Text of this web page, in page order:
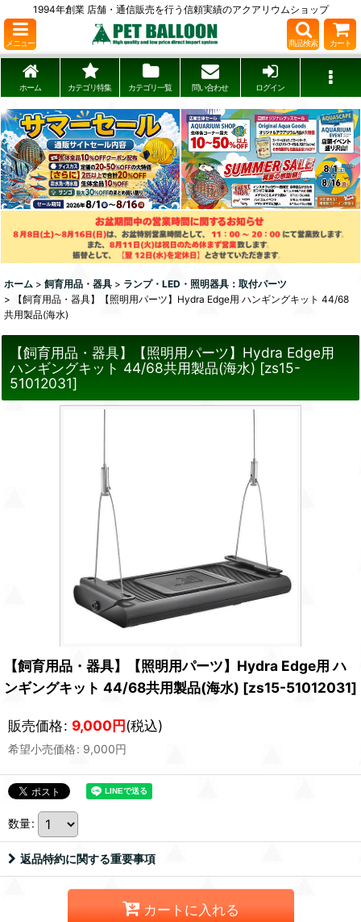
1994年創業 店舗・通信販売を行う信頼実績のアクアリウムショップ
メニュー 商品検索 カート
ホーム カテゴリ特集 カテゴリ一覧 問い合わせ ログイン
ホーム > 飼育用品・器具 > ランプ・LED・照明器具：取付パーツ
>
【飼育用品・器具】【照明用パーツ】Hydra Edge用 ハンギングキット 44/68
共用製品(海水)
【飼育用品・器具】【照明用パーツ】Hydra Edge用
ハンギングキット 44/68共用製品(海水) [zs15-
51012031]
【飼育用品・器具】【照明用パーツ】Hydra Edge用 ハ
ンギングキット 44/68共用製品(海水) [zs15-51012031]
販売価格: 9,000円(税込)
希望小売価格: 9,000円
数量:
返品特約に関する重要事項
カートに入れる